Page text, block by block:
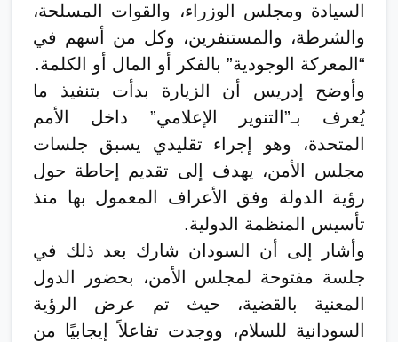
السيادة ومجلس الوزراء، والقوات المسلحة،
والشرطة، والمستنفرين، وكل من أسهم في
“المعركة الوجودية” بالفكر أو المال أو الكلمة.
وأوضح إدريس أن الزيارة بدأت بتنفيذ ما
يُعرف بـ”التنوير الإعلامي” داخل الأمم
المتحدة، وهو إجراء تقليدي يسبق جلسات
مجلس الأمن، يهدف إلى تقديم إحاطة حول
رؤية الدولة وفق الأعراف المعمول بها منذ
تأسيس المنظمة الدولية.
وأشار إلى أن السودان شارك بعد ذلك في
جلسة مفتوحة لمجلس الأمن، بحضور الدول
المعنية بالقضية، حيث تم عرض الرؤية
السودانية للسلام، ووجدت تفاعلاً إيجابيًا من